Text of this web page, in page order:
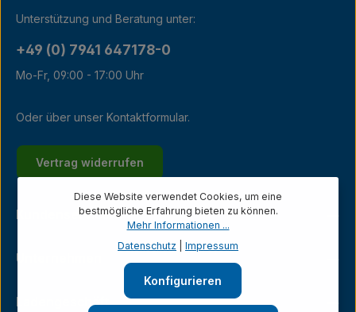
Unterstützung und Beratung unter:
+49 (0) 7941 647178-0
Mo-Fr, 09:00 - 17:00 Uhr
Oder über unser Kontaktformular.
Vertrag widerrufen
Kundenservice
Unternehmen
Ladengeschäft
Diese Website verwendet Cookies, um eine
bestmögliche Erfahrung bieten zu können.
Mehr Informationen ...
Datenschutz
Impressum
Konfigurieren